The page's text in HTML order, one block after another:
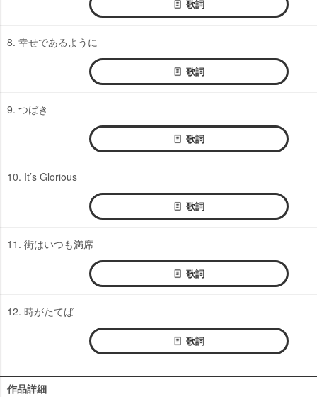
歌詞
8. 幸せであるように
歌詞
9. つばき
歌詞
10. It’s Glorious
歌詞
11. 街はいつも満席
歌詞
12. 時がたてば
歌詞
作品詳細